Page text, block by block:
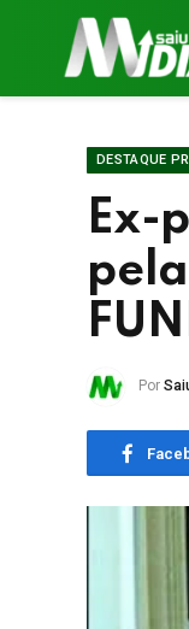
DESTAQUE
Ex-
Por